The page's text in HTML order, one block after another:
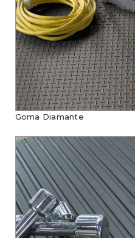
Goma Diamante